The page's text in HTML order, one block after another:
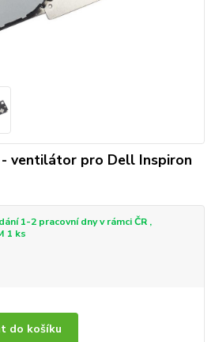
ventilátor pro Dell Inspiron
1-2 pracovní dny v rámci ČR ,
1 ks
do košíku